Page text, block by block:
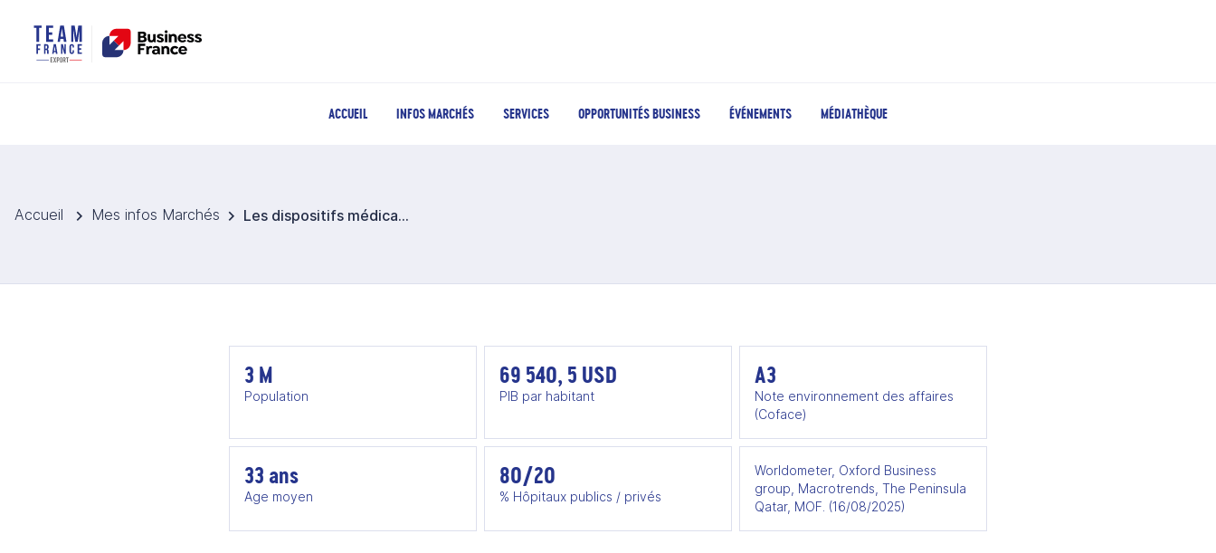
ACCUEIL INFOS MARCHÉS SERVICES OPPORTUNITÉS BUSINESS ÉVÉNEMENTS MÉDIATHÈQUE
Accueil Mes infos Marchés Les dispositifs médicaux au Qatar
3 M
Population
69 540, 5 USD
PIB par habitant
A3
Note environnement des affaires
(Coface)
33 ans
Age moyen
80/20
% Hôpitaux publics / privés
Worldometer, Oxford Business
group, Macrotrends, The Peninsula
Qatar, MOF. (16/08/2025)